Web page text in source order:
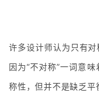
许多设计师认为只有
因为“不对称”一词意
称性，但并不是缺乏